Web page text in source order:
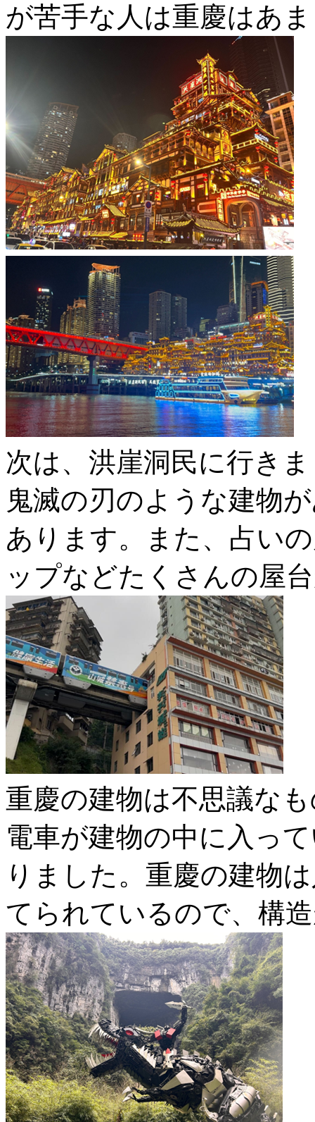
が苦手な人は重慶はあ
次は、洪崖洞民に行き
鬼滅の刃のような建物
あります。また、占い
ップなどたくさんの屋
重慶の建物は不思議な
電車が建物の中に入っ
りました。重慶の建物
てられているので、構